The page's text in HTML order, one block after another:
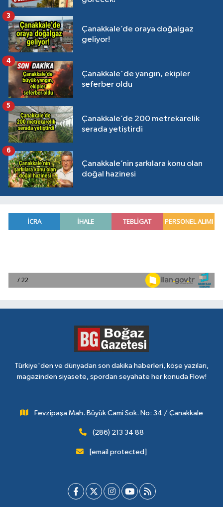
Çanakkale’de oraya doğalgaz
geliyor!
3
Çanakkale'de yangın, ekipler
seferber oldu
4
Çanakkale’de 200 metrekarelik
serada yetiştirdi
5
Çanakkale’nin şarkılara konu olan
doğal hazinesi
6
Türkiye'den ve dünyadan son dakika haberleri, köşe yazıları,
magazinden siyasete, spordan seyahate her konuda Flow!
Fevzipaşa Mah. Büyük Cami Sok. No: 34 / Çanakkale
(286) 213 34 88
[email protected]